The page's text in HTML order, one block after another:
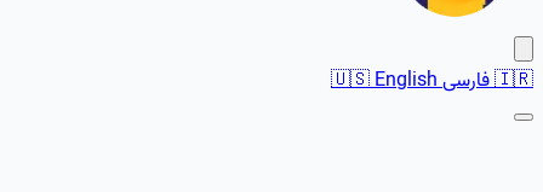
🇮🇷فارسی 🇺🇸English